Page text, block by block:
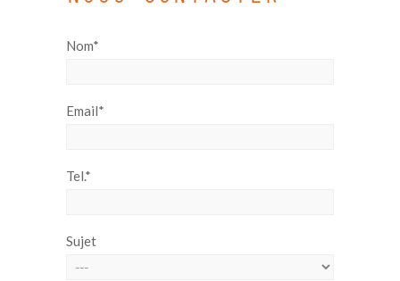
Nom*
Email*
Tel.*
Sujet